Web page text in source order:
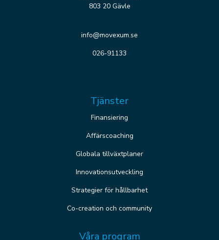
803 20 Gävle
info@movexum.se
026-91133
Tjänster
Finansiering
Affärscoaching
Globala tillväxtplaner
Innovationsutveckling
Strategier för hållbarhet
Co-creation och community
Våra program